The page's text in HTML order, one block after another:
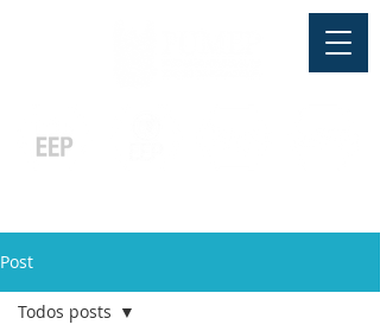
Post
Todos posts